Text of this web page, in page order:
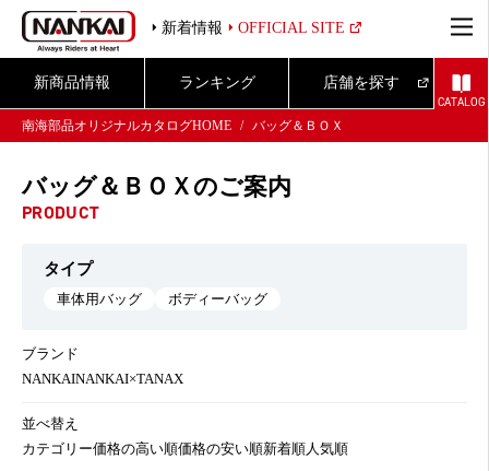
新着情報 OFFICIAL SITE
新商品情報 ランキング 店舗を探す
CATALOG
南海部品オリジナルカタログHOME
バッグ＆ＢＯＸ
バッグ＆ＢＯＸのご案内
PRODUCT
タイプ
車体用バッグ ボディーバッグ
ブランド
NANKAINANKAI×TANAX
並べ替え
カテゴリー価格の高い順価格の安い順新着順人気順